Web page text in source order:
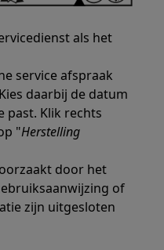
als het
service afspraak
daarbij de datum
past. Klik rechts
"Herstelling
door het
of
zijn uitgesloten